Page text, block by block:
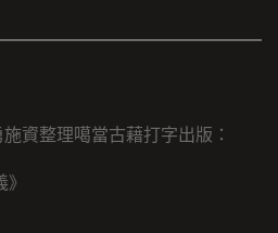
資整理噶當古藉打字出版：